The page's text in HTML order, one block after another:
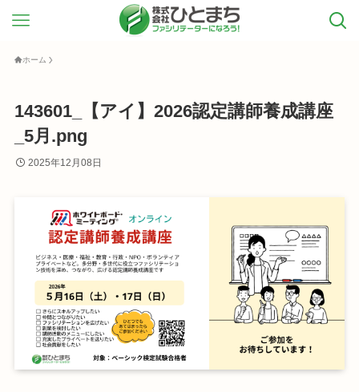
ホーム
143601_【アイ】2026認定講師養成講座
_5月.png
2025年12月08日